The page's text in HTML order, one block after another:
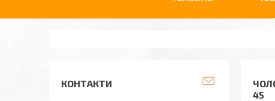
45
КОНТАКТИ